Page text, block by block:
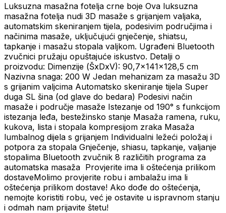
Luksuzna masažna fotelja crne boje Ova luksuzna
masažna fotelja nudi 3D masaže s grijanjem valjaka,
automatskim skeniranjem tijela, podesivim područjima i
načinima masaže, uključujući gnječenje, shiatsu,
tapkanje i masažu stopala valjkom. Ugrađeni Bluetooth
zvučnici pružaju opuštajuće iskustvo. Detalji o
proizvodu: Dimenzije (ŠxDxV): 90,7x141x128,5 cm
Nazivna snaga: 200 W Jedan mehanizam za masažu 3D
s grijanim valjcima Automatsko skeniranje tijela Super
duga SL šina (od glave do bedara) Podesivi način
masaže i područje masaže Istezanje od 190° s funkcijom
istezanja leđa, bestežinsko stanje Masaža ramena, ruku,
kukova, lista i stopala kompresijom zraka Masaža
lumbalnog dijela s grijanjem Individualni ležeći položaj i
potpora za stopala Gnječenje, shiasu, tapkanje, valjanje
stopalima Bluetooth zvučnik 8 različitih programa za
automatska masaža Provjerite ima li oštećenja prilikom
dostaveMolimo provjerite robu i ambalažu ima li
oštećenja prilikom dostave! Ako dođe do oštećenja,
nemojte koristiti robu, već je ostavite u ispravnom stanju
i odmah nam prijavite štetu!